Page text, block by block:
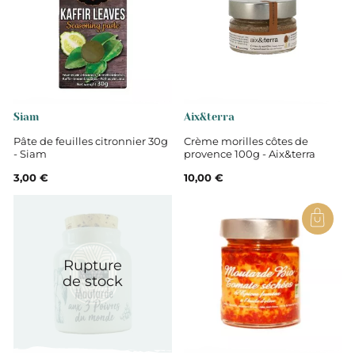
Tomates (jus de tomate, acide citrique,
chloride de calcium), pâte de tomate, sucre de canne,
poivron rouge, vinaigre blanc, oignon, eau, ail, sel,
piment, épices.
Ketchup et sauces barbecues
Siam
Pâte de feuilles citronnier 30g
- Siam
3,00 €
Aix&terra
Crème morilles côtes de
provence 100g - Aix&terra
10,00 €
Rupture
de stock